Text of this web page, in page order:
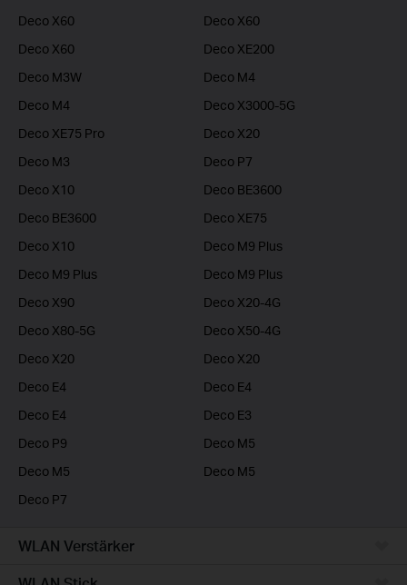
Deco X60
Deco X60
Deco X60
Deco XE200
Deco M3W
Deco M4
Deco M4
Deco X3000-5G
Deco XE75 Pro
Deco X20
Deco M3
Deco P7
Deco X10
Deco BE3600
Deco BE3600
Deco XE75
Deco X10
Deco M9 Plus
Deco M9 Plus
Deco M9 Plus
Deco X90
Deco X20-4G
Deco X80-5G
Deco X50-4G
Deco X20
Deco X20
Deco E4
Deco E4
Deco E4
Deco E3
Deco P9
Deco M5
Deco M5
Deco M5
Deco P7
WLAN Verstärker